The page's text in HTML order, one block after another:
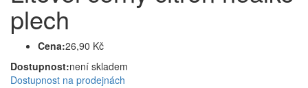
plech
Cena:26,90 Kč
Dostupnost:není skladem
Dostupnost na prodejnách